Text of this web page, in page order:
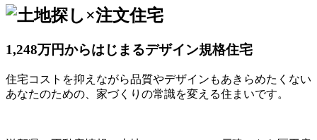
1,248万円からはじまるデザイン規格住宅
住宅コストを抑えながら品質やデザインもあきらめたくない
あなたのための、家づくりの常識を変える住まいです。